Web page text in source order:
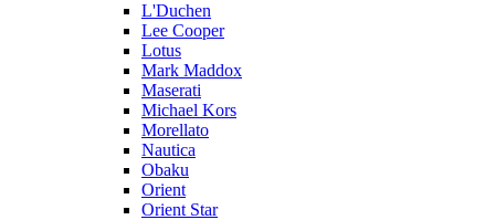
L'Duchen
Lee Cooper
Lotus
Mark Maddox
Maserati
Michael Kors
Morellato
Nautica
Obaku
Orient
Orient Star